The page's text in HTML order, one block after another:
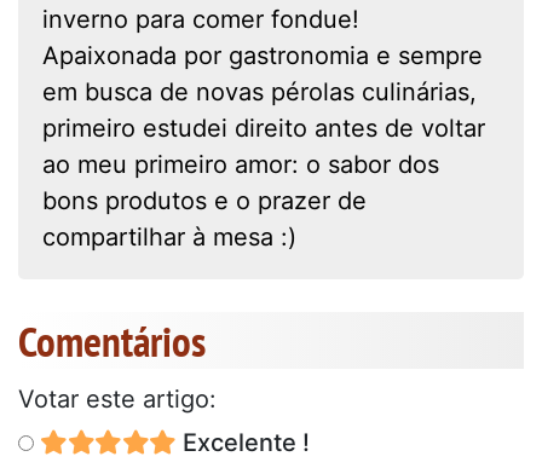
inverno para comer fondue!
Apaixonada por gastronomia e sempre
em busca de novas pérolas culinárias,
primeiro estudei direito antes de voltar
ao meu primeiro amor: o sabor dos
bons produtos e o prazer de
compartilhar à mesa :)
Comentários
Votar este artigo:
Excelente !